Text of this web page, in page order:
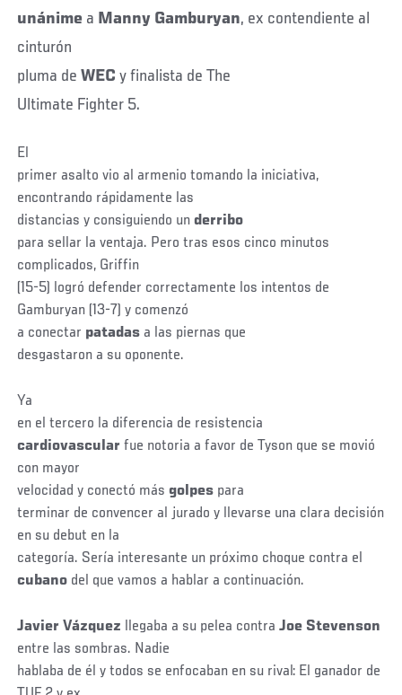
unánime a Manny Gamburyan, ex contendiente al
cinturón
pluma deWEC y finalista de The
Ultimate Fighter 5.
El
primer asalto vio al armenio tomando la iniciativa,
encontrando rápidamente las
distancias y consiguiendo underribo
para sellar la ventaja. Pero tras esos cinco minutos
complicados, Griffin
(15-5) logró defender correctamente los intentos de
Gamburyan (13-7) y comenzó
a conectar patadas a las piernas que
desgastaron a su oponente.
Ya
en el tercero la diferencia de resistencia
cardiovascular fue notoria a favor de Tyson que se movió
con mayor
velocidad y conectó másgolpes para
terminar de convencer al jurado y llevarse una clara decisión
en su debut en la
categoría. Sería interesante un próximo choque contra el
cubano del que vamos a hablar a continuación.
Javier Vázquez llegaba a su pelea contraJoe Stevenson
entre las sombras. Nadie
hablaba de él y todos se enfocaban en su rival: El ganador de